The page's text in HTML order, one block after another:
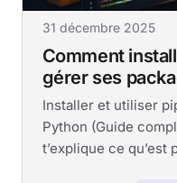
31 décembre 2025
Comment
gérer ses
Installer et utiliser
Python (Guide
t’explique ce qu’est